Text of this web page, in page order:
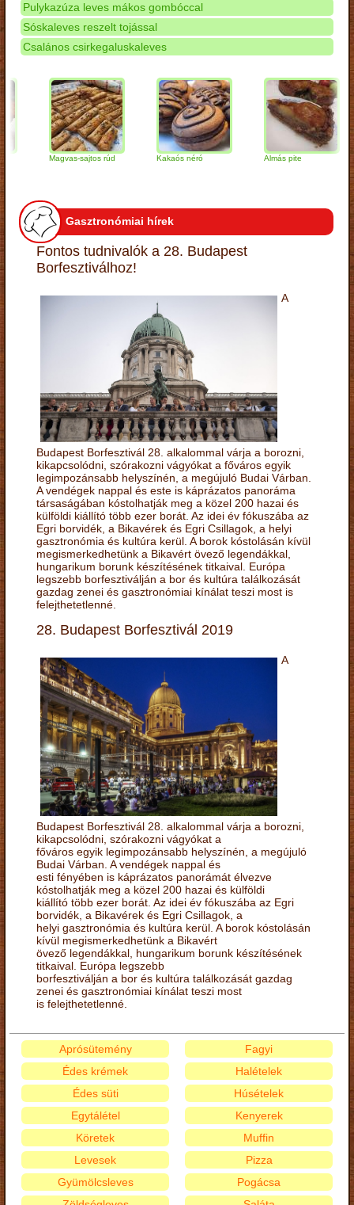
Pulykazúza leves mákos gombóccal
Sóskaleves reszelt tojással
Csalános csirkegaluskaleves
Magvas-sajtos rúd Kakaós néró Almás pite
Gasztronómiai hírek
Fontos tudnivalók a 28. Budapest
Borfesztiválhoz!
A
Budapest Borfesztivál 28. alkalommal várja a borozni,
kikapcsolódni, szórakozni vágyókat a főváros egyik
legimpozánsabb helyszínén, a megújuló Budai Várban.
A vendégek nappal és este is káprázatos panoráma
társaságában kóstolhatják meg a közel 200 hazai és
külföldi kiállító több ezer borát. Az idei év fókuszába az
Egri borvidék, a Bikavérek és Egri Csillagok, a helyi
gasztronómia és kultúra kerül. A borok kóstolásán kívül
megismerkedhetünk a Bikavért övező legendákkal,
hungarikum borunk készítésének titkaival. Európa
legszebb borfesztiválján a bor és kultúra találkozását
gazdag zenei és gasztronómiai kínálat teszi most is
felejthetetlenné.
28. Budapest Borfesztivál 2019
A
Budapest Borfesztivál 28. alkalommal várja a borozni,
kikapcsolódni, szórakozni vágyókat a
főváros egyik legimpozánsabb helyszínén, a megújuló
Budai Várban. A vendégek nappal és
esti fényében is káprázatos panorámát élvezve
kóstolhatják meg a közel 200 hazai és külföldi
kiállító több ezer borát. Az idei év fókuszába az Egri
borvidék, a Bikavérek és Egri Csillagok, a
helyi gasztronómia és kultúra kerül. A borok kóstolásán
kívül megismerkedhetünk a Bikavért
övező legendákkal, hungarikum borunk készítésének
titkaival. Európa legszebb
borfesztiválján a bor és kultúra találkozását gazdag
zenei és gasztronómiai kínálat teszi most
is felejthetetlenné.
Aprósütemény
Édes krémek
Édes süti
Egytálétel
Fagyi
Halételek
Húsételek
Kenyerek
Köretek
Levesek
Gyümölcsleves
Muffin
Pizza
Pogácsa